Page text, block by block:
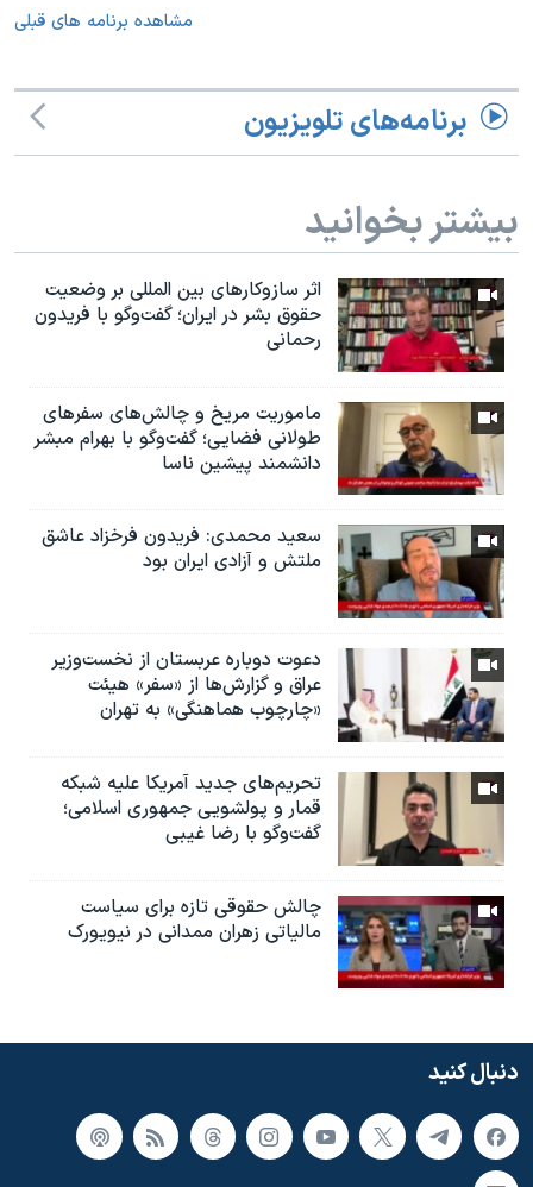
مشاهده برنامه های قبلی
برنامه‌های تلویزیون
بیشتر بخوانید
اثر ساز‌و‌کارهای بین المللی بر وضعیت
حقوق بشر در ایران؛ گفت‌وگو با فریدون
رحمانی
ماموریت مریخ و چالش‌های سفرهای
طولانی فضایی؛ گفت‌وگو با بهرام مبشر
دانشمند پیشین ناسا
سعید محمدی: فریدون فرخزاد عاشق
ملتش و آزادی ایران بود
دعوت دوباره عربستان از نخست‌وزیر
عراق و گزارش‌ها از «سفر» هیئت
«چارچوب هماهنگی» به تهران
تحریم‌های جدید آمریکا علیه شبکه
قمار و پولشویی جمهوری اسلامی؛
گفت‌وگو با رضا غیبی
چالش حقوقی تازه برای سیاست
مالیاتی زهران ممدانی در نیویورک
دنبال کنید